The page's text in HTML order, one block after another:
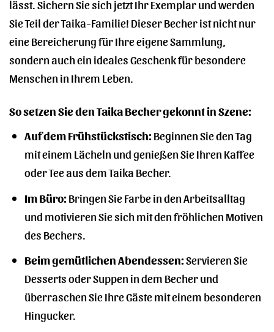
lässt. Sichern Sie sich jetzt Ihr Exemplar und werden
Sie Teil der Taika-Familie! Dieser Becher ist nicht nur
eine Bereicherung für Ihre eigene Sammlung,
sondern auch ein ideales Geschenk für besondere
Menschen in Ihrem Leben.
So setzen Sie den Taika Becher gekonnt in Szene:
Auf dem Frühstückstisch:Beginnen Sie den Tag
mit einem Lächeln und genießen Sie Ihren Kaffee
oder Tee aus dem Taika Becher.
Im Büro:Bringen Sie Farbe in den Arbeitsalltag
und motivieren Sie sich mit den fröhlichen Motiven
des Bechers.
Beim gemütlichen Abendessen:Servieren Sie
Desserts oder Suppen in dem Becher und
überraschen Sie Ihre Gäste mit einem besonderen
Hingucker.